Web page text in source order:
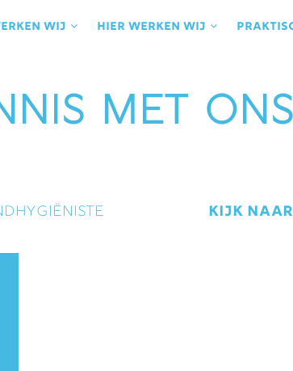
wij Hier werken wij
met
Kijk